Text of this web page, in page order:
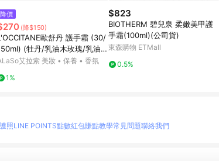
降價
(降$150)
歐舒丹 護手霜 (30/
(牡丹/乳油木玫瑰/乳油
/玫瑰花園/櫻花/自然秘境乳油
仁)
艾拉索 美妝 • 保養 • 香氛
1%
$823
BIOTHERM 碧兒泉 柔嫩美甲護
手霜(100ml)(公司貨)
東森購物 ETMall
0.5%
照LINE POINTS點數紅包賺點教學常見問題聯絡我們